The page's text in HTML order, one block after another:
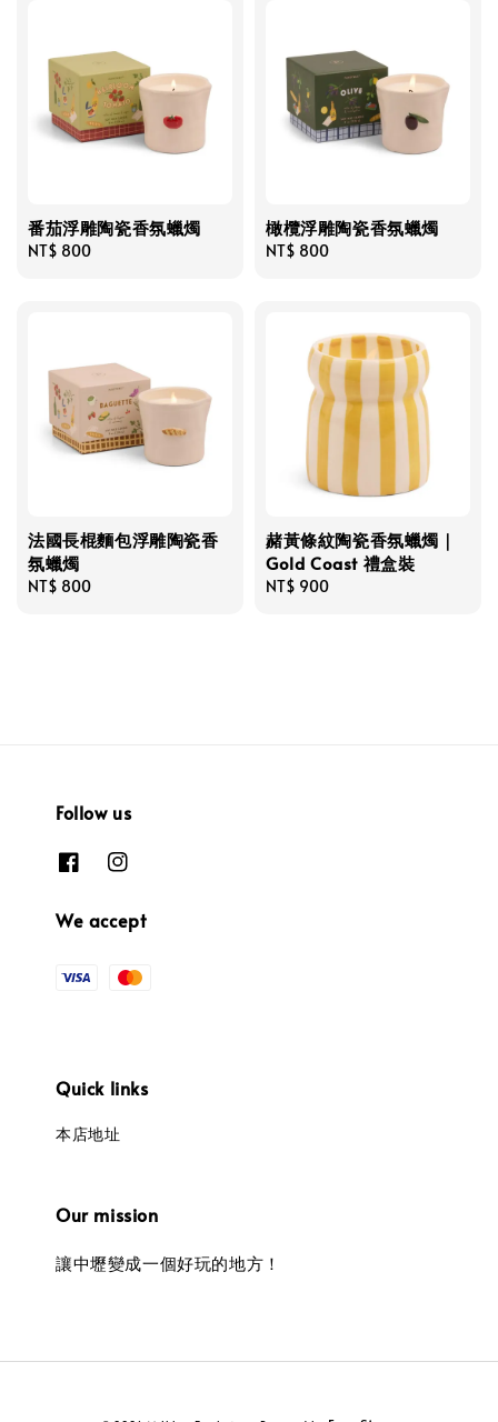
番茄浮雕陶瓷香氛蠟燭
Regular
NT$ 800
橄欖浮雕陶瓷香氛蠟燭
Regular
NT$ 800
法國長棍麵包浮雕陶瓷香
氛蠟燭
Regular
NT$ 800
赭黃條紋陶瓷香氛蠟燭｜
Gold Coast 禮盒裝
Regular
NT$ 900
Follow us
We accept
Quick links
本店地址
Our mission
讓中壢變成一個好玩的地方！